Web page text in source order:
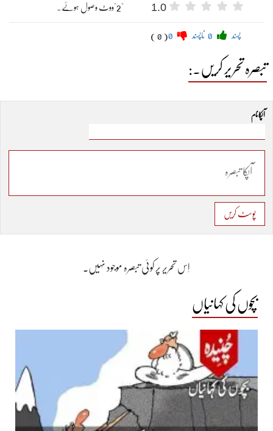
1.0 "2"ووٹ وصول ہوئے۔
پسند ناپسند ( 0 )
تبصرہ تحریر کریں۔:
آپکا نام
پوسٹ کریں
اِس تحریر پر کوئی تبصرہ موجود نہیں۔
بچوں کی کہانیاں